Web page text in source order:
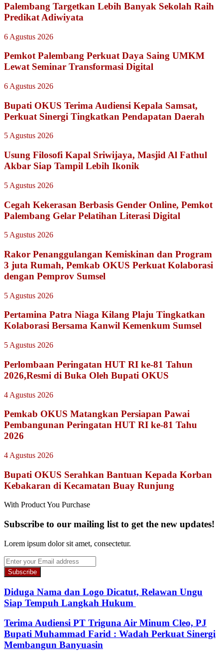
Palembang Targetkan Lebih Banyak Sekolah Raih
Predikat Adiwiyata
6 Agustus 2026
Pemkot Palembang Perkuat Daya Saing UMKM
Lewat Seminar Transformasi Digital
6 Agustus 2026
Bupati OKUS Terima Audiensi Kepala Samsat,
Perkuat Sinergi Tingkatkan Pendapatan Daerah
5 Agustus 2026
Usung Filosofi Kapal Sriwijaya, Masjid Al Fathul
Akbar Siap Tampil Lebih Ikonik
5 Agustus 2026
Cegah Kekerasan Berbasis Gender Online, Pemkot
Palembang Gelar Pelatihan Literasi Digital
5 Agustus 2026
Rakor Penanggulangan Kemiskinan dan Program
3 juta Rumah, Pemkab OKUS Perkuat Kolaborasi
dengan Pemprov Sumsel
5 Agustus 2026
Pertamina Patra Niaga Kilang Plaju Tingkatkan
Kolaborasi Bersama Kanwil Kemenkum Sumsel
5 Agustus 2026
Perlombaan Peringatan HUT RI ke-81 Tahun
2026,Resmi di Buka Oleh Bupati OKUS
4 Agustus 2026
Pemkab OKUS Matangkan Persiapan Pawai
Pembangunan Peringatan HUT RI ke-81 Tahu
2026
4 Agustus 2026
Bupati OKUS Serahkan Bantuan Kepada Korban
Kebakaran di Kecamatan Buay Runjung
With Product You Purchase
Subscribe to our mailing list to get the new updates!
Lorem ipsum dolor sit amet, consectetur.
Enter
your
Email
address
Diduga Nama dan Logo Dicatut, Relawan Ungu
Siap Tempuh Langkah Hukum
Terima Audiensi PT Triguna Air Minum Cleo, PJ
Bupati Muhammad Farid : Wadah Perkuat Sinergi
Membangun Banyuasin